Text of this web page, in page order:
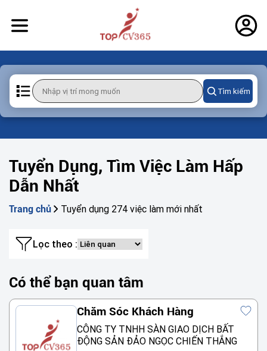
Tìm kiếm
Tuyển Dụng, Tìm Việc Làm Hấp
Dẫn Nhất
Trang chủ Tuyển dụng 274 việc làm mới nhất
Lọc theo :
Chăm Sóc Khách Hàng
CÔNG TY TNHH SÀN GIAO DỊCH BẤT
ĐỘNG SẢN ĐẢO NGỌC CHIẾN THẮNG
Có thể bạn quan tâm